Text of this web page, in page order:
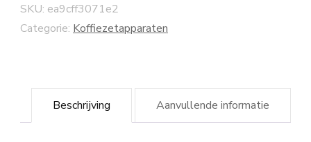
SKU: ea9cff3071e2
Categorie: Koffiezetapparaten
Beschrijving Aanvullende informatie